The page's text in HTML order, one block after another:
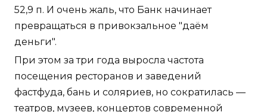
52,9 п. И очень жаль, что Банк начинает
превращаться в привокзальное "даём
деньги".
При этом за три года выросла частота
посещения ресторанов и заведений
фастфуда, бань и соляриев, но сократилась —
театров, музеев, концертов современной